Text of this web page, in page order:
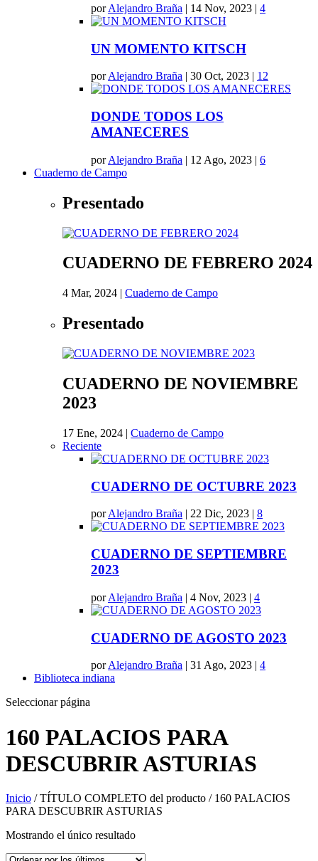
porAlejandro Braña | 14 Nov, 2023 | 4
UN MOMENTO KITSCH
porAlejandro Braña | 30 Oct, 2023 | 12
DONDE TODOS LOS
AMANECERES
porAlejandro Braña | 12 Ago, 2023 | 6
Cuaderno de Campo
Presentado
CUADERNO DE FEBRERO 2024
4 Mar, 2024 | Cuaderno de Campo
Presentado
CUADERNO DE NOVIEMBRE
2023
17 Ene, 2024 | Cuaderno de Campo
Reciente
CUADERNO DE OCTUBRE 2023
porAlejandro Braña | 22 Dic, 2023 | 8
CUADERNO DE SEPTIEMBRE
2023
porAlejandro Braña | 4 Nov, 2023 | 4
CUADERNO DE AGOSTO 2023
porAlejandro Braña | 31 Ago, 2023 | 4
Biblioteca indiana
Seleccionar página
160 PALACIOS PARA
DESCUBRIR ASTURIAS
Inicio / TÍTULO COMPLETO del producto / 160 PALACIOS
PARA DESCUBRIR ASTURIAS
Mostrando el único resultado